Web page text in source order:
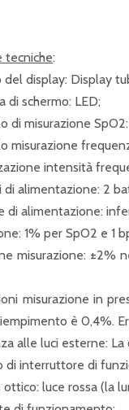
tecniche:
del display: Display
di schermo: LED;
di misurazione
misurazione
intensità
di alimentazione: 2
di alimentazione:
1% per SpO2 e 1
misurazione: ±2%
misurazione in
è 0,4%.
alle luci esterne:
di interruttore di
luce rossa (la